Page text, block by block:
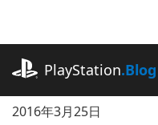
に
キ
ッ
プ
PlayStation.Blog
2016年3月25日